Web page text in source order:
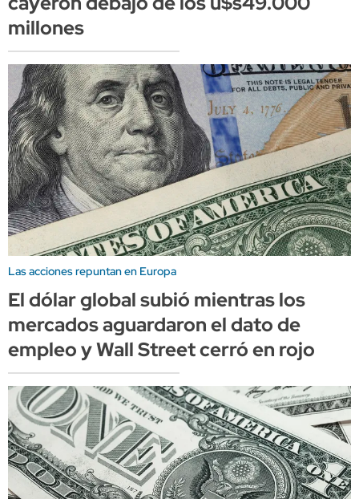
millones
Las acciones repuntan en Europa
El dólar global subió mientras los
mercados aguardaron el dato de
empleo y Wall Street cerró en rojo